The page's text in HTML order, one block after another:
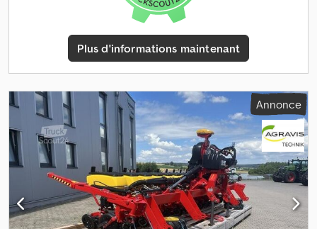
un terrain plat ou en pente) 240 Rouleau de pression large avec
profil de 50 mm (1 paire) 250 Écarteur de sillon 260 Support
réglable pour rouleau de pression 270 Roue de guidage de
profondeur fermée, y compris le bras - Tempo 4-24 280 Grattoir
pour roue de guidage de profondeur 290 Réglage central
- côté droit 310 Unité de semis de 70 litres - côté gauche 320
Accessoires Tempo supplémentaires 330 Colza, 121 trous /
granulométrie de 1,2 mm 340 E-Control (iPad + support) 350 TPV
6-12 - Instructions en allemand 360 E-Services - Instructions en
allemand 370 FH - Instructions en allemand 380 TPV 6-12 - FAI
Plus d'informations maintenant
Annonce